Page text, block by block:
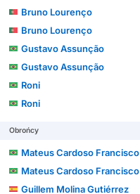
Bruno Lourenço
Bruno Lourenço
Gustavo Assunção
Gustavo Assunção
Roni
Roni
Obrońcy
Mateus Cardoso Francisco
Mateus Cardoso Francisco
Guillem Molina Gutiérrez